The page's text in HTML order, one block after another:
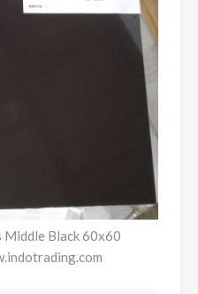
Middle Black 60x60